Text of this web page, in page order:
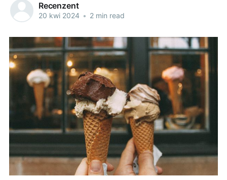
Recenzent
20 kwi 2024 • 2 min read